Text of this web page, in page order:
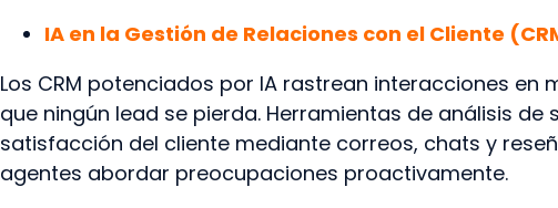
IA en la Gestión de Relaciones con el Cliente
Los CRM potenciados por IA rastrean interacciones en
que ningún lead se pierda. Herramientas de análisis de
satisfacción del cliente mediante correos, chats y
agentes abordar preocupaciones proactivamente.